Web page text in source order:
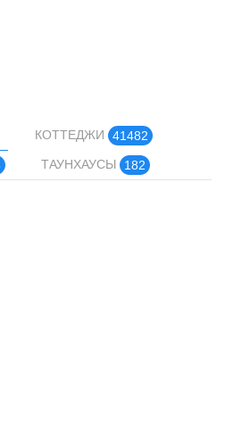
КОТТЕДЖИ
41482
ТАУНХАУСЫ 182